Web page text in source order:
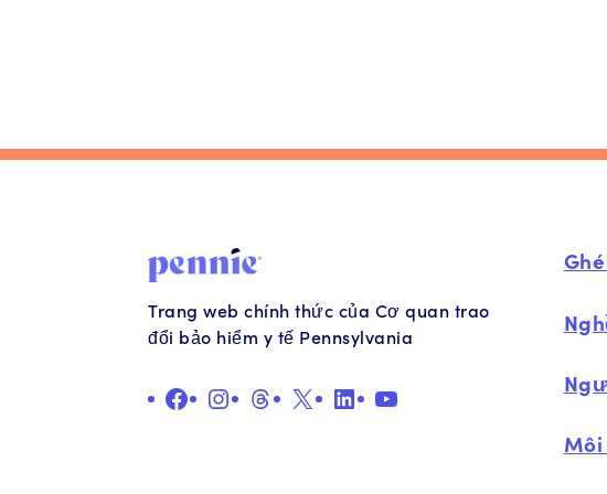
Trang web chính thức của Cơ quan trao
đổi bảo hiểm y tế Pennsylvania
QUẢNG CÁO
Ảnh minh họa
Chủ đề
X Liên kếtYouTube